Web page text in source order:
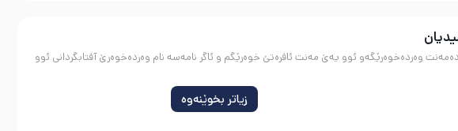
وەر‌دە‌خوەرێگه‌و ئوو یه‌ێ‌ مەنت ئافرەتێ خوەرێگم و ئاگر نامەسه نام وەر‌دە‌خوه‌رێ آفتابگردانی ئوو
زیاتر بخوێنەوە